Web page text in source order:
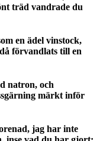
träd vandrade du
en ädel vinstock,
förvandlats till en
natron, och
märkt inför
jag har inte